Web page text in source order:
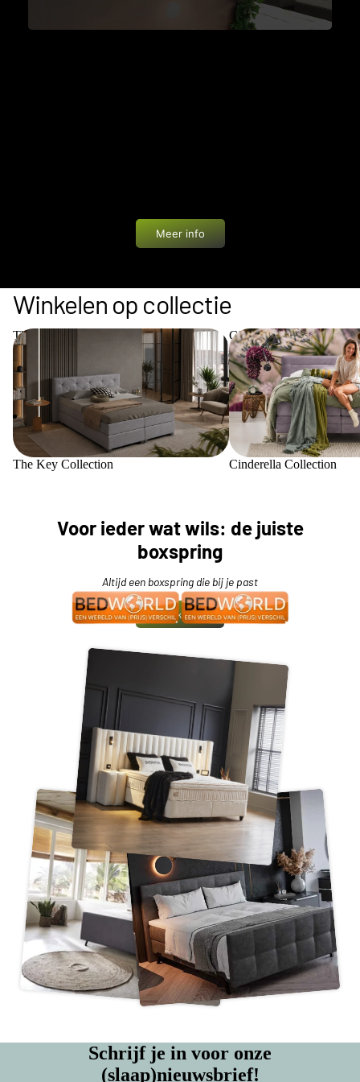
Meer info
Winkelen op collectie
The Key Collection
The Key Collection
Cinderella Collection
Cinderella Collection
Voor ieder wat wils: de juiste
boxspring
Altijd een boxspring die bij je past
Bekijk meer
Schrijf je in voor onze
(slaap)nieuwsbrief!